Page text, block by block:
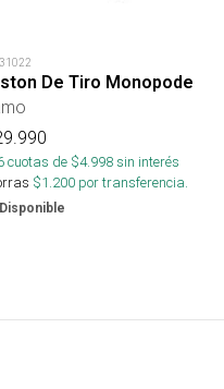
De Tiro Monopode
cuotas de $4.998sin interés
$1.200 por transferencia.
Disponible